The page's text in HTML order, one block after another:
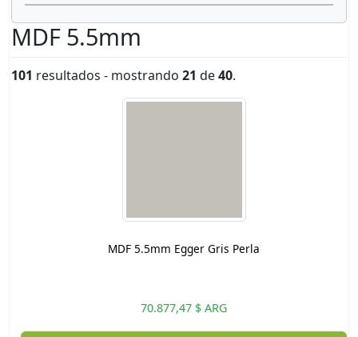
MDF 5.5mm
101 resultados - mostrando 21 de40.
MDF 5.5mm Egger Gris Perla
70.877,47 $ ARG